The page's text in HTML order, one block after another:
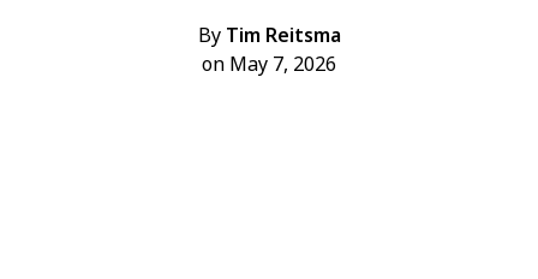
By Tim Reitsma
on May 7, 2026